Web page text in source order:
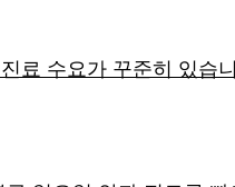
료 수요가 꾸준히 있습